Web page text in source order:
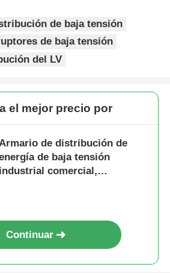
de baja tensión
de baja tensión
del LV
el mejor precio por
Armario de distribución de
de baja tensión
industrial comercial,
Continuar